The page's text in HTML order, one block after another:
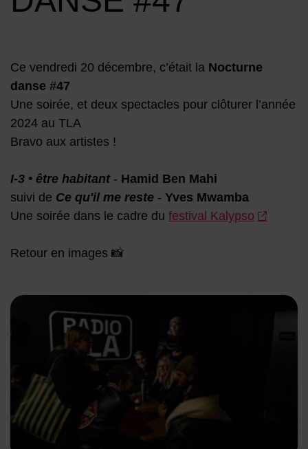
Ce vendredi 20 décembre, c’était la Nocturne
danse #47
Une soirée, et deux spectacles pour clôturer l’année
2024 au TLA
Bravo aux artistes !
I-3 • être habitant- Hamid Ben Mahi
suivi de Ce qu'il me reste - Yves Mwamba
Une soirée dans le cadre du festival Kalypso
Retour en images 📸